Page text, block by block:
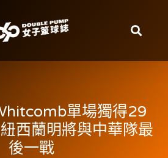
單場獨得29
西蘭明將與中華隊最
後一戰